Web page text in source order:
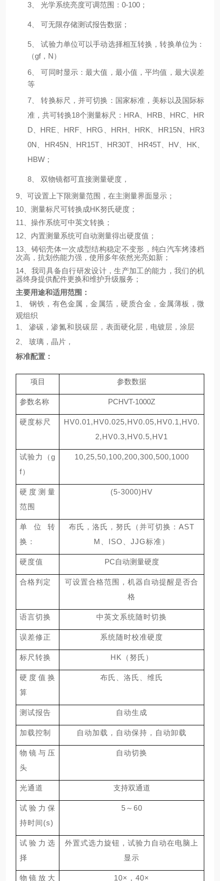
3、 光学系统亮度可调范围：0-100；
4、 可无限存储测试报告数据；
5、试验力单位可以手动选择相互转换，转换单位为：
（gf，N）
6、可同时显示：最大值，最小值，平均值，最大误差
等
7、转换标尺，并可切换：国家标准，美标以及国际标
准，共可转换18个测量标尺： HRA HRB HRC
HR
D
HRE HRF、 HRG HRH HRK HR15N
HR3
0N
HR45N HR15T HR30T、 HR45T、 HV HK
HBW ；
8、 双物镜都可直接测量硬度，
9、可设置上下限测量范围，在主测量界面显示；
10、测量标尺可转换成HK努氏硬度；
11、操作系统可中英文转换；
12、内置测量系统可自动测量得出硬度值；
13、铸铝壳体一次成型结构稳定不变形，纯白汽车烤漆档
次高，抗划伤能力强，使用多年依然光亮如新；
14、我司具备自行研发设计，生产加工的能力，我们的机
器终身提供配件更换和维护升级服务；
主要用途和适用范围：
1、钢铁，有色金属，金属箔，硬质合金，金属薄板，微
观组织
1、 渗碳， 渗氮和脱碳层， 表面硬化层，电镀层，涂层
2、 玻璃，晶片，
标准配置 ：
项目 参数数据
参数名称 PCHVT-1000Z
硬度标尺
HV0.01,HV0.025,HV0.05,HV0.1,HV0.
2,HV0.3,HV0.5,HV1
试验力（g
f）
10,25,50,100,200,300,500,1000
硬度测量
范围
(5-3000)HV
单位转
换：
布氏，洛氏，努氏（并可切换： AST
M
ISO JJG标准）
硬度值 PC自动测量硬度
合格判定
可设置合格范围，机器自动提醒是否合
格
语言切换 中英文系统随时切换
误差修正 系统随时校准硬度
标尺转换 HK （努氏）
硬度值换
算
布氏、洛氏、维氏
测试报告 自动生成
加载控制 自动加载，自动保持，自动卸载
物镜与压
头
自动切换
光通道 支持双通道
试验力保
持时间(s)
5 ～ 60
试验力选
择
外置式选力旋钮，试验力自动在电脑上
显示
物镜放大 10×， 40×